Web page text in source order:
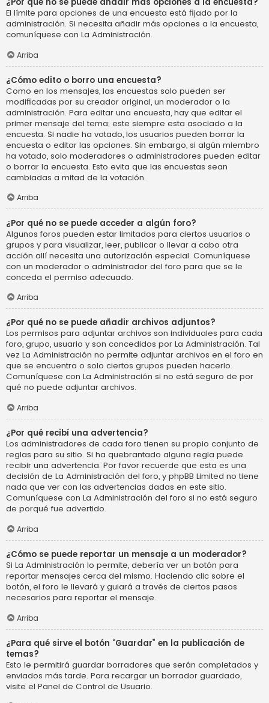
El límite para opciones de una encuesta está fijado por la
administración. Si necesita añadir más opciones a la encuesta,
comuníquese con La Administración.
Arriba
¿Cómo edito o borro una encuesta?
Como en los mensajes, las encuestas solo pueden ser
modificadas por su creador original, un moderador o la
administración. Para editar una encuesta, hay que editar el
primer mensaje del tema; este siempre esta asociado a la
encuesta. Si nadie ha votado, los usuarios pueden borrar la
encuesta o editar las opciones. Sin embargo, si algún miembro
ha votado, solo moderadores o administradores pueden editar
o borrar la encuesta. Esto evita que las encuestas sean
cambiadas a mitad de la votación.
Arriba
¿Por qué no se puede acceder a algún foro?
Algunos foros pueden estar limitados para ciertos usuarios o
grupos y para visualizar, leer, publicar o llevar a cabo otra
acción allí necesita una autorización especial. Comuníquese
con un moderador o administrador del foro para que se le
conceda el permiso adecuado.
Arriba
¿Por qué no se puede añadir archivos adjuntos?
Los permisos para adjuntar archivos son individuales para cada
foro, grupo, usuario y son concedidos por La Administración. Tal
vez La Administración no permite adjuntar archivos en el foro en
que se encuentra o solo ciertos grupos pueden hacerlo.
Comuníquese con La Administración si no está seguro de por
qué no puede adjuntar archivos.
Arriba
¿Por qué recibí una advertencia?
Los administradores de cada foro tienen su propio conjunto de
reglas para su sitio. Si ha quebrantado alguna regla puede
recibir una advertencia. Por favor recuerde que esta es una
decisión de La Administración del foro, y phpBB Limited no tiene
nada que ver con las advertencias dadas en este sitio.
Comuníquese con La Administración del foro si no está seguro
de porqué fue advertido.
Arriba
¿Cómo se puede reportar un mensaje a un moderador?
Si La Administración lo permite, debería ver un botón para
reportar mensajes cerca del mismo. Haciendo clic sobre el
botón, el foro le llevará y guiará a través de ciertos pasos
necesarios para reportar el mensaje.
Arriba
¿Para qué sirve el botón “Guardar” en la publicación de
temas?
Esto le permitirá guardar borradores que serán completados y
enviados más tarde. Para recargar un borrador guardado,
visite el Panel de Control de Usuario.